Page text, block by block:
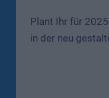
Plant Ihr für
in der neu